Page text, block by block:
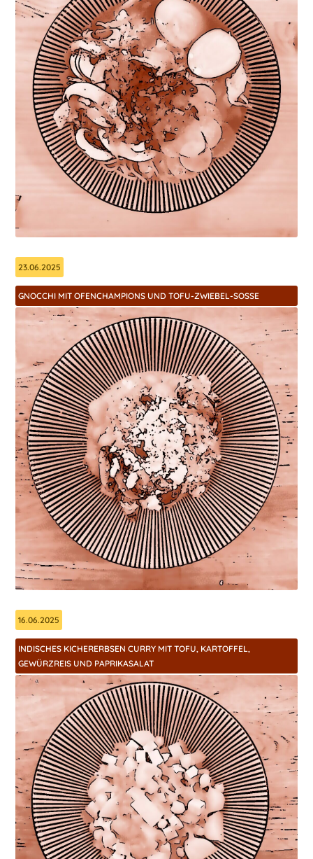
23.06.2025
GNOCCHI MIT OFENCHAMPIONS UND TOFU-ZWIEBEL-SOSSE
16.06.2025
INDISCHES KICHERERBSEN CURRY MIT TOFU, KARTOFFEL,
GEWÜRZREIS UND PAPRIKASALAT